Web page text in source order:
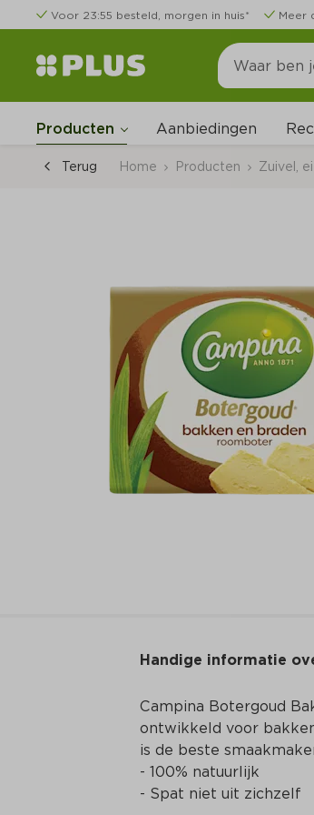
Voor 23:55 besteld, morgen in huis* Meer
Producten Aanbiedingen
Terug Home Producten Zuivel,
Handige informatie
Campina Botergoud
ontwikkeld voor
is de beste
- 100% natuurlijk
- Spat niet uit zichzelf